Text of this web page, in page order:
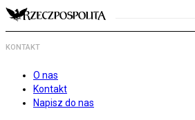
KONTAKT
O nas
Kontakt
Napisz do nas